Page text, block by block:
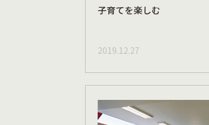
子育てを楽しむ
2019.12.27